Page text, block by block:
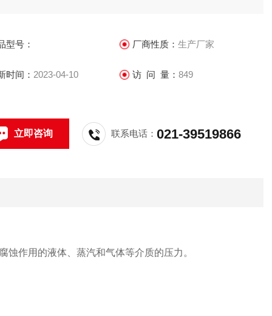
型号： 厂商性质： 生产厂家
时间： 2023-04-10 访 问 量： 849
立即咨询 联系电话：021-39519866
作用的液体、蒸汽和气体等介质的压力。